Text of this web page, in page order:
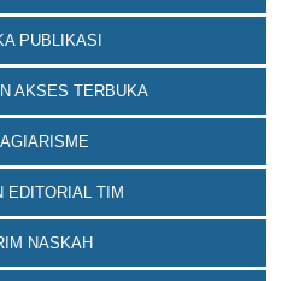
PUBLIKASI
AKSES TERBUKA
EDITORIAL TIM
NASKAH